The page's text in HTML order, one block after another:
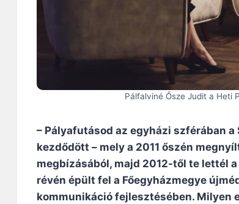
Pálfalviné Ősze Judit a Heti
– Pályafutásod az egyházi szférában
kezdődött – mely a 2011 őszén
megbízásából, majd 2012-től te lettél
révén épült fel a Főegyházmegye
kommunikáció fejlesztésében. Milyen